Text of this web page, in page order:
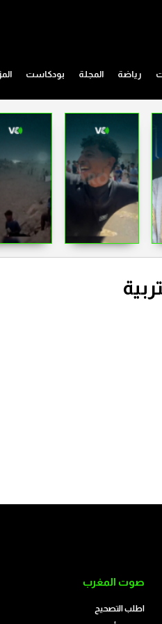
رياضة المجلة بودكاست
صوت المغرب
اطلب التصحيح